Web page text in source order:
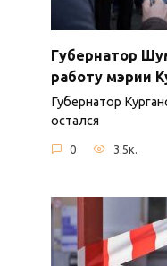
Губернатор
работу мэрии
Губернатор
остался
0 3.5к.